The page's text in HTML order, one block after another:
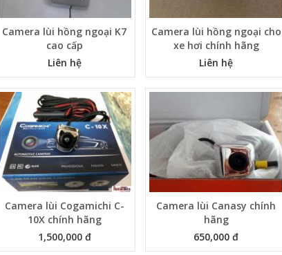
Camera lùi hồng ngoại K7
cao cấp
Liên hệ
Camera lùi hồng ngoại cho
xe hơi chính hãng
Liên hệ
Camera lùi Cogamichi C-
10X chính hãng
1,500,000 đ
Camera lùi Canasy chính
hãng
650,000 đ